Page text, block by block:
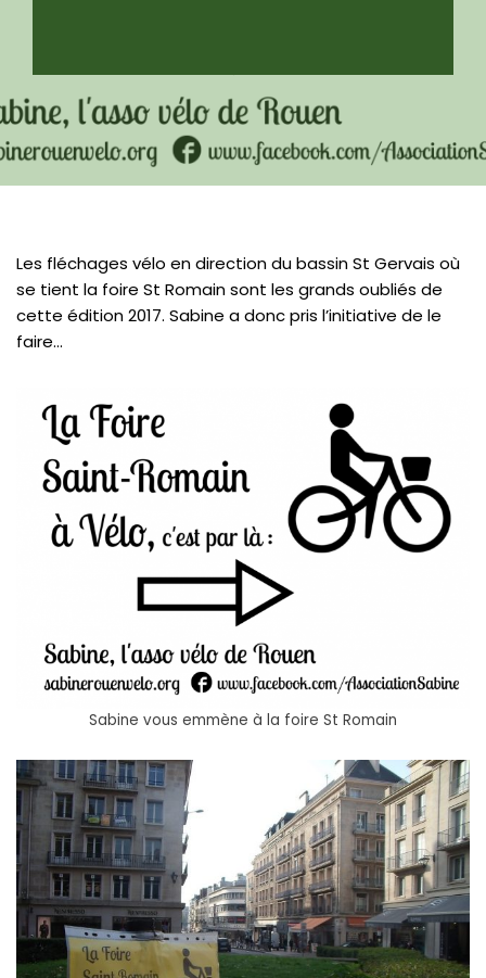
Les fléchages vélo en direction du bassin St Gervais où
se tient la foire St Romain sont les grands oubliés de
cette édition 2017. Sabine a donc pris l’initiative de le
faire…
Sabine vous emmène à la foire St Romain